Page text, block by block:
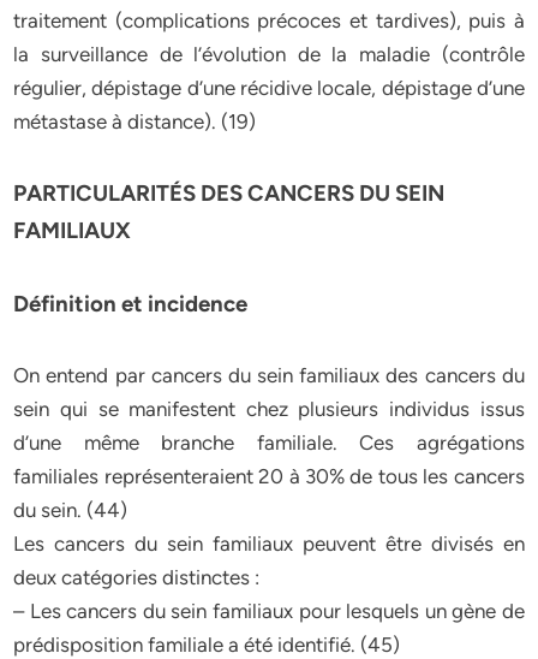
traitement (complications précoces et tardives), puis à
la surveillance de l’évolution de la maladie (contrôle
régulier, dépistage d’une récidive locale, dépistage d’une
métastase à distance). (19)
PARTICULARITÉS DES CANCERS DU SEIN
FAMILIAUX
Définition et incidence
On entend par cancers du sein familiaux des cancers du
sein qui se manifestent chez plusieurs individus issus
d’une même branche familiale. Ces agrégations
familiales représenteraient 20 à 30% de tous les cancers
du sein. (44)
Les cancers du sein familiaux peuvent être divisés en
deux catégories distinctes :
– Les cancers du sein familiaux pour lesquels un gène de
prédisposition familiale a été identifié. (45)